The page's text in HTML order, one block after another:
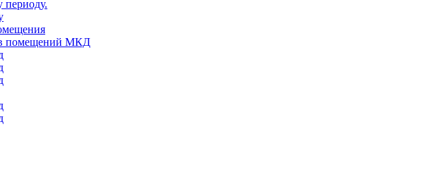
периоду.
помещений МКД